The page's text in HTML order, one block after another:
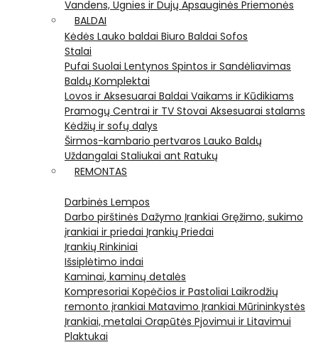
Vandens, Ugnies ir Dujų Apsauginės Priemonės
BALDAI
Kėdės Lauko baldai Biuro Baldai Sofos
Stalai
Pufai Suolai Lentynos Spintos ir Sandėliavimas
Baldų Komplektai
Lovos ir Aksesuarai Baldai Vaikams ir Kūdikiams
Pramogų Centrai ir TV Stovai Aksesuarai stalams
Kėdžių ir sofų dalys
Širmos-kambario pertvaros Lauko Baldų
Uždangalai Staliukai ant Ratukų
REMONTAS
Darbinės Lempos
Darbo pirštinės Dažymo Įrankiai Gręžimo, sukimo
įrankiai ir priedai Įrankių Priedai
Įrankių Rinkiniai
Išsiplėtimo indai
Kaminai, kaminų detalės
Kompresoriai Kopėčios ir Pastoliai Laikrodžių
remonto įrankiai Matavimo Įrankiai Mūrininkystės
Įrankiai, metalai Orapūtės Pjovimui ir Litavimui
Plaktukai